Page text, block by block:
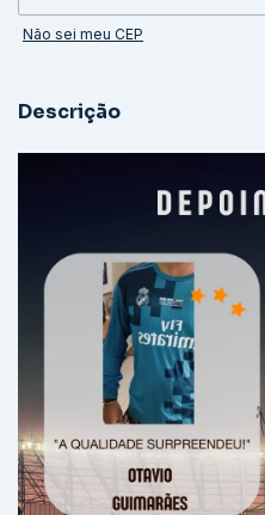
Não sei meu CEP
Descrição